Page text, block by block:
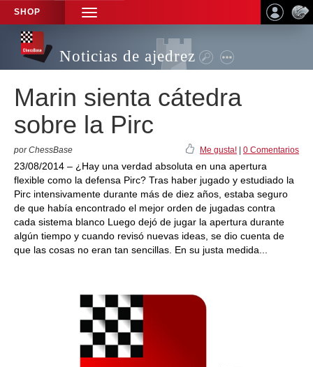
SHOP
TOGGLE
NAVIGATION
Noticias de ajedrez
Marin sienta cátedra
sobre la Pirc
por ChessBase Me gusta! 0 Comentarios
23/08/2014 – ¿Hay una verdad absoluta en una apertura
flexible como la defensa Pirc? Tras haber jugado y estudiado la
Pirc intensivamente durante más de diez años, estaba seguro
de que había encontrado el mejor orden de jugadas contra
cada sistema blanco Luego dejó de jugar la apertura durante
algún tiempo y cuando revisó nuevas ideas, se dio cuenta de
que las cosas no eran tan sencillas. En su justa medida...